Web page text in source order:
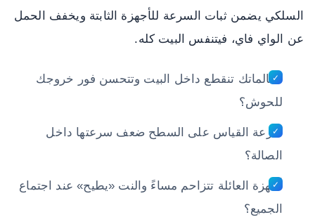
السلكي يضمن ثبات السرعة للأجهزة الثابتة ويخفف الحمل
عن الواي فاي، فيتنفس البيت كله.
مكالماتك تنقطع داخل البيت وتتحسن فور خروجك
للحوش؟
سرعة القياس على السطح ضعف سرعتها داخل
الصالة؟
أجهزة العائلة تتزاحم مساءً والنت «يطيح» عند اجتماع
الجميع؟